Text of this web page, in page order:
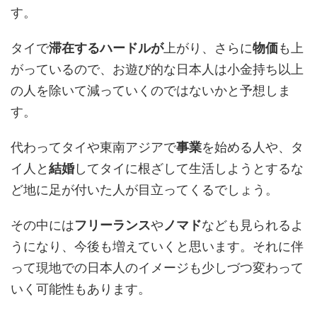
す。
タイで滞在するハードルが上がり、さらに物価も上
がっているので、お遊び的な日本人は小金持ち以上
の人を除いて減っていくのではないかと予想しま
す。
代わってタイや東南アジアで事業を始める人や、タ
イ人と結婚してタイに根ざして生活しようとするな
ど地に足が付いた人が目立ってくるでしょう。
その中にはフリーランスや ノマドなども見られるよ
うになり、今後も増えていくと思います。それに伴
って現地での日本人のイメージも少しづつ変わって
いく可能性もあります。